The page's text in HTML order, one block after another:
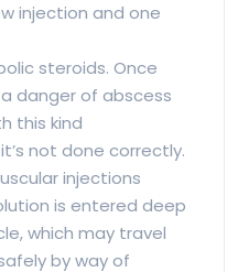
injection and one
steroids. Once
a danger of abscess
this kind
not done correctly.
injections
is entered deep
which may travel
by way of